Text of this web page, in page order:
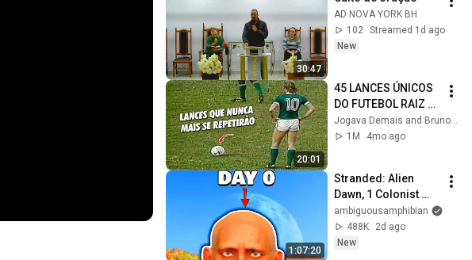
30:47
AD NOVA YORK BH
102
Streamed 1d ago
New
20:01
45 LANCES ÚNICOS
DO FUTEBOL RAIZ
QUE JAMAIS SERÃO
VISTOS
Jogava Demais and BrunoA10 Fut
1M
4mo ago
1:07:20
Stranded: Alien
Dawn, 1 Colonist
Start...
ambiguousamphibian
488K
2d ago
New